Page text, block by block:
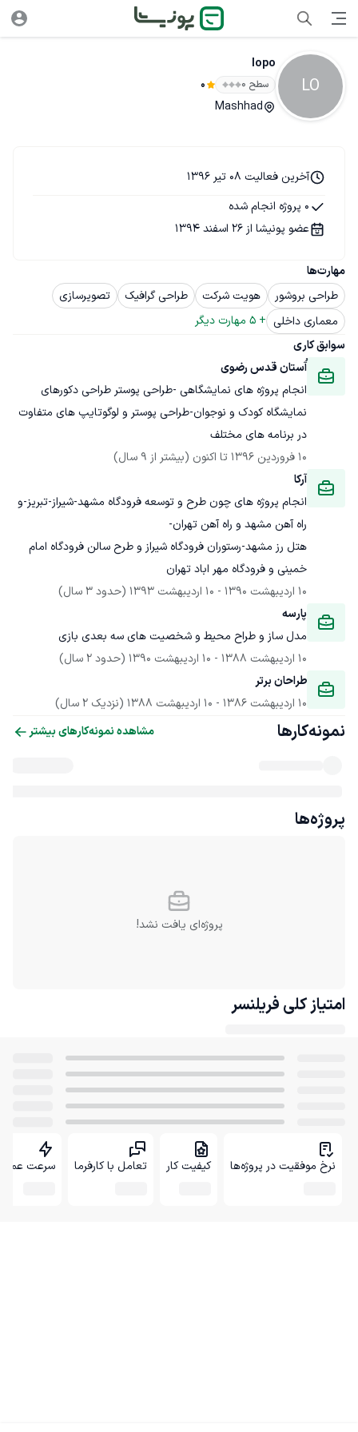
LO
lopo
سطح ۰ 0
Mashhad
مهارت‌ها
طراحی بروشور
هویت شرکت طراحی گرافیک
تصویرسازی
معماری داخلی +
5 مهارت دیگر
سوابق کاری
آُستان قدس رضوی
انجام پروژه های نمایشگاهی -طراحی پوستر طراحی دکورهای
نمایشگاه کودک و نوجوان-طراحی پوستر و لوگوتایپ های متفاوت
در برنامه های مختلف
10 فروردین 1396
تا اکنون (بیشتر از 9 سال)
آرکا
انجام پروژه های چون طرح و توسعه فرودگاه مشهد-شیراز-تبریز-و
هتل رز مشهد-رستوران فرودگاه شیراز و طرح سالن فرودگاه امام
خمینی و فرودگاه مهر اباد تهران
10 اردیبهشت 1390
- 10 اردیبهشت 1393
(حدود 3 سال)
پارسه
مدل ساز و طراح محیط و شخصیت های سه بعدی بازی
10 اردیبهشت 1388
- 10 اردیبهشت 1390
(حدود 2 سال)
طراحان برتر
10 اردیبهشت 1386
- 10 اردیبهشت 1388 (نزدیک 2 سال)
آخرین فعالیت 08 تیر 1396
0 پروژه انجام شده
عضو پونیشا از 26 اسفند 1394
نمونه‌کارها مشاهده نمونه‌کارهای بیشتر
پروژه‌ها
پروژه‌ای یافت نشد!
امتیاز کلی فریلنسر
نرخ موفقیت در پروژه‌ها کیفیت کار تعامل با کارفرما سرعت عمل